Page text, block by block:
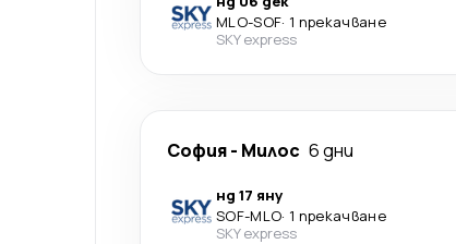
MLO-SOF· 1 прекачване
SKY express
София- Милос 6 дни
нд 17 яну
SOF-MLO· 1 прекачване
SKY express